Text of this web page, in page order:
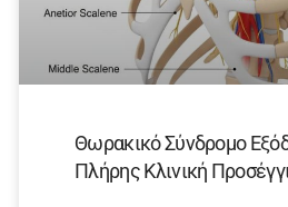
Θωρακικό Σύνδρομο
Πλήρης Κλινική